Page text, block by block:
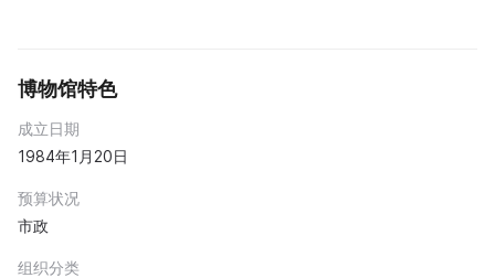
博物馆特色
成立日期
1984年1月20日
预算状况
市政
组织分类